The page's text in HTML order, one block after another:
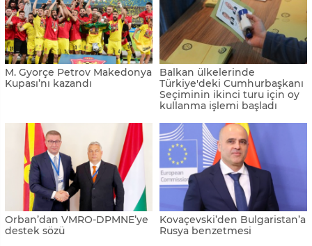
M. Gyorçe Petrov Makedonya
Kupası’nı kazandı
Balkan ülkelerinde
Türkiye'deki Cumhurbaşkanı
Seçiminin ikinci turu için oy
kullanma işlemi başladı
Orban’dan VMRO-DPMNE’ye
destek sözü
Kovaçevski’den Bulgaristan’a
Rusya benzetmesi